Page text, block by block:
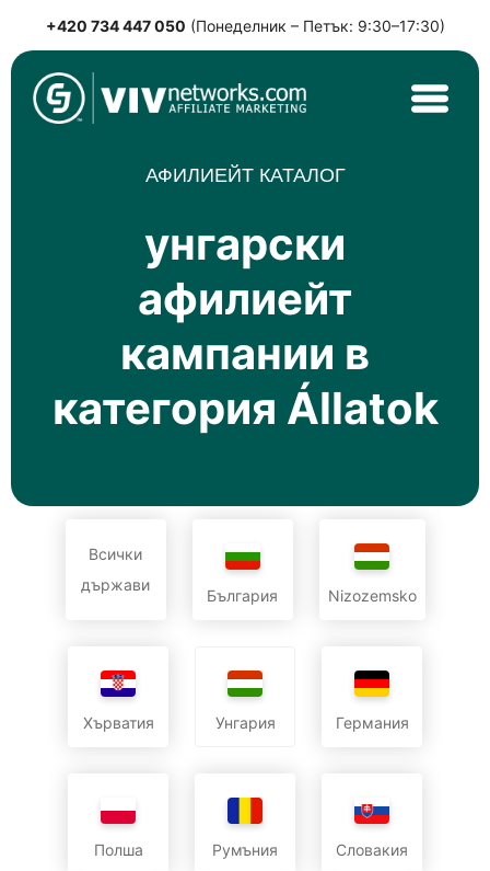
Skip
to
content
+420 734 447 050 (Понеделник – Петък: 9:30–17:30)
VIVnetworks.com
Nejvýkonnější affiliate síť v CEE
АФИЛИЕЙТ КАТАЛОГ
унгарски
афилиейт
кампании в
категория Állatok
Всички
държави
България Nizozemsko
Хърватия Унгария Германия
Полша Румъния Словакия